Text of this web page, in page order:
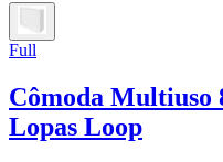
Full
Cômoda Multiuso
Lopas Loop